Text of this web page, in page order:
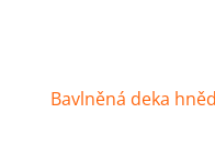
Bavlněná deka